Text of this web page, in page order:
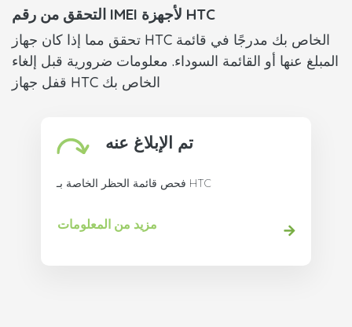
التحقق من رقم IMEI لأجهزة HTC
تحقق مما إذا كان جهاز HTC الخاص بك مدرجًا في قائمة
المبلغ عنها أو القائمة السوداء. معلومات ضرورية قبل إلغاء
قفل جهاز HTC الخاص بك
تم الإبلاغ عنه
فحص قائمة الحظر الخاصة بـ HTC
مزيد من المعلومات